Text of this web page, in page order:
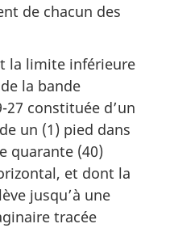
de chacun des
la limite inférieure
la bande
27 constituée d’un
un (1) pied dans
quarante (40)
et dont la
jusqu’à une
tracée